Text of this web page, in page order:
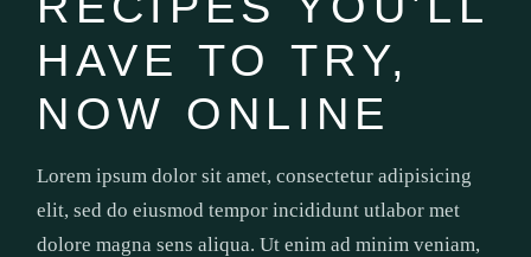
HAVE TO TRY,
NOW ONLINE
Lorem ipsum dolor sit amet, consectetur adipisicing
elit, sed do eiusmod tempor incididunt utlabor met
dolore magna sens aliqua. Ut enim ad minim veniam,